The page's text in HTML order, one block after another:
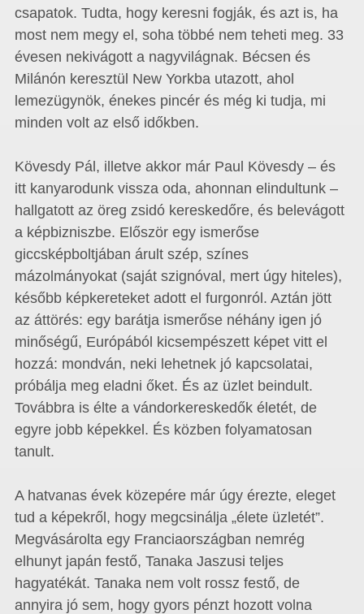
csapatok. Tudta, hogy keresni fogják, és azt is, ha
most nem megy el, soha többé nem teheti meg. 33
évesen nekivágott a nagyvilágnak. Bécsen és
Milánón keresztül New Yorkba utazott, ahol
lemezügynök, énekes pincér és még ki tudja, mi
minden volt az első időkben.
Kövesdy Pál, illetve akkor már Paul Kövesdy – és
itt kanyarodunk vissza oda, ahonnan elindultunk –
hallgatott az öreg zsidó kereskedőre, és belevágott
a képbizniszbe. Először egy ismerőse
giccsképboltjában árult szép, színes
mázolmányokat (saját szignóval, mert úgy hiteles),
később képkereteket adott el furgonról. Aztán jött
az áttörés: egy barátja ismerőse néhány igen jó
minőségű, Európából kicsempészett képet vitt el
hozzá: mondván, neki lehetnek jó kapcsolatai,
próbálja meg eladni őket. És az üzlet beindult.
Továbbra is élte a vándorkereskedők életét, de
egyre jobb képekkel. És közben folyamatosan
tanult.
A hatvanas évek közepére már úgy érezte, eleget
tud a képekről, hogy megcsinálja „élete üzletét”.
Megvásárolta egy Franciaországban nemrég
elhunyt japán festő, Tanaka Jaszusi teljes
hagyatékát. Tanaka nem volt rossz festő, de
annyira jó sem, hogy gyors pénzt hozott volna